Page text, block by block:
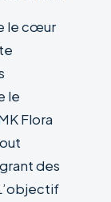
le cœur
le
Flora
des